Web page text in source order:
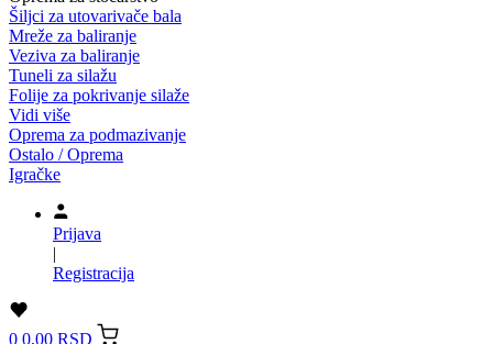
Šiljci za utovarivače bala
Mreže za baliranje
Veziva za baliranje
Tuneli za silažu
Folije za pokrivanje silaže
Vidi više
Oprema za podmazivanje
Ostalo / Oprema
Igračke
Prijava
|
Registracija
0 0,00 RSD